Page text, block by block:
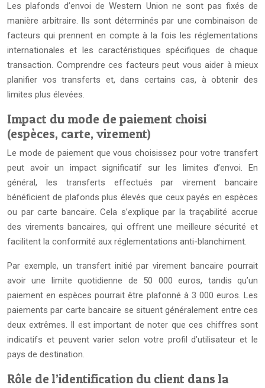
Les plafonds d’envoi de Western Union ne sont pas fixés de
manière arbitraire. Ils sont déterminés par une combinaison de
facteurs qui prennent en compte à la fois les réglementations
internationales et les caractéristiques spécifiques de chaque
transaction. Comprendre ces facteurs peut vous aider à mieux
planifier vos transferts et, dans certains cas, à obtenir des
limites plus élevées.
Impact du mode de paiement choisi
(espèces, carte, virement)
Le mode de paiement que vous choisissez pour votre transfert
peut avoir un impact significatif sur les limites d’envoi. En
général, les transferts effectués par virement bancaire
bénéficient de plafonds plus élevés que ceux payés en espèces
ou par carte bancaire. Cela s’explique par la traçabilité accrue
des virements bancaires, qui offrent une meilleure sécurité et
facilitent la conformité aux réglementations anti-blanchiment.
Par exemple, un transfert initié par virement bancaire pourrait
avoir une limite quotidienne de 50 000 euros, tandis qu’un
paiement en espèces pourrait être plafonné à 3 000 euros. Les
paiements par carte bancaire se situent généralement entre ces
deux extrêmes. Il est important de noter que ces chiffres sont
indicatifs et peuvent varier selon votre profil d’utilisateur et le
pays de destination.
Rôle de l’identification du client dans la